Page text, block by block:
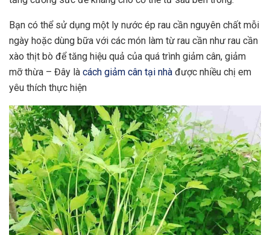
Bạn có thể sử dụng một ly nước ép rau cần nguyên chất mỗi
ngày hoặc dùng bữa với các món làm từ rau cần như rau cần
xào thịt bò để tăng hiệu quả của quá trình giảm cân, giảm
mỡ thừa – Đây là cách giảm cân tại nhà được nhiều chị em
yêu thích thực hiện